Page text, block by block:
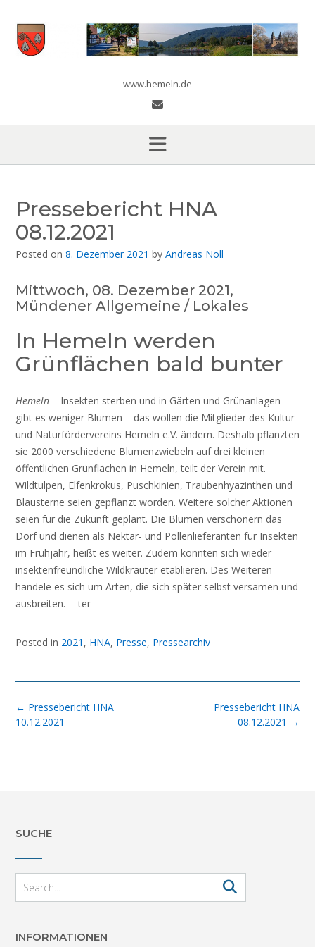
content
www.hemeln.de
Pressebericht HNA
08.12.2021
Posted on 8. Dezember 2021 by Andreas Noll
Mittwoch, 08. Dezember 2021,
Mündener Allgemeine / Lokales
In Hemeln werden
Grünflächen bald bunter
Hemeln – Insekten sterben und in Gärten und Grünanlagen
gibt es weniger Blumen – das wollen die Mitglieder des Kultur-
und Naturfördervereins Hemeln e.V. ändern. Deshalb pflanzten
sie 2000 verschiedene Blumenzwiebeln auf drei kleinen
öffentlichen Grünflächen in Hemeln, teilt der Verein mit.
Wildtulpen, Elfenkrokus, Puschkinien, Traubenhyazinthen und
Blausterne seien gepflanzt worden. Weitere solcher Aktionen
seien für die Zukunft geplant. Die Blumen verschönern das
Dorf und dienen als Nektar- und Pollenlieferanten für Insekten
im Frühjahr, heißt es weiter. Zudem könnten sich wieder
insektenfreundliche Wildkräuter etablieren. Des Weiteren
handele es sich um Arten, die sich später selbst versamen und
ausbreiten. ter
Posted in 2021 , HNA, Presse, Pressearchiv
Post
navigation
Pressebericht HNA
08.12.2021 →
← Pressebericht HNA
10.12.2021
SUCHE
INFORMATIONEN